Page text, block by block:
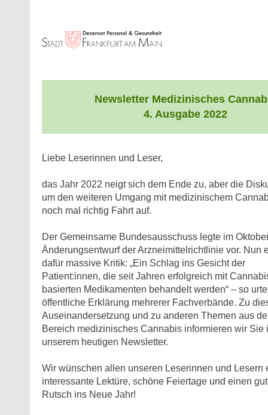
Newsletter Medizinisches
4. Ausgabe 2022
Liebe Leserinnen und Leser,
das Jahr 2022 neigt sich dem Ende zu, aber die
um den weiteren Umgang mit medizinischem
noch mal richtig Fahrt auf.
Der Gemeinsame Bundesausschuss legte im
Änderungsentwurf der Arzneimittelrichtlinie vor. Nun
dafür massive Kritik: „Ein Schlag ins Gesicht der
Patient:innen, die seit Jahren erfolgreich mit
basierten Medikamenten behandelt werden“ – so
öffentliche Erklärung mehrerer Fachverbände. Zu
Auseinandersetzung und zu anderen Themen aus
Bereich medizinisches Cannabis informieren wir Sie
unserem heutigen Newsletter.
Wir wünschen allen unseren Leserinnen und Lesern
interessante Lektüre, schöne Feiertage und einen
Rutsch ins Neue Jahr!